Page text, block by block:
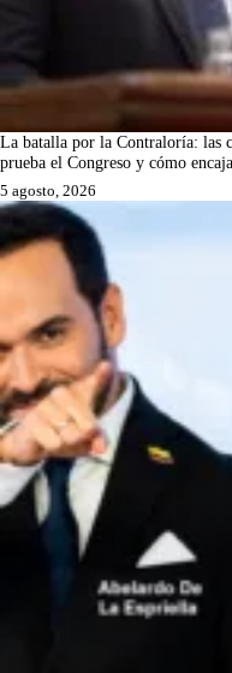
La batalla por la Contraloría: las
prueba el Congreso y cómo
5 agosto, 2026